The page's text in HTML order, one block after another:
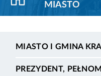
MIASTO
MIASTO I GMINA
PREZYDENT,